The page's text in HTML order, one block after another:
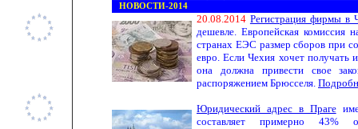
НОВОСТИ-2014
20.08.2014 Регистрация фирмы в
дешевле. Европейская комиссия
странах ЕЭС размер сборов при
евро. Если Чехия хочет
она должна привести свое
распоряжением Брюсселя.
Юридический адрес в Праге
составляет примерно 43%